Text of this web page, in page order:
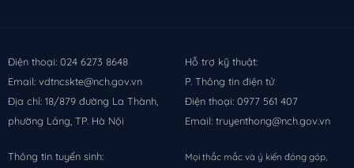
Điện thoại: 024 6273 8648
Email: vdtncskte@nch.gov.vn
Địa chỉ: 18/879 đường La Thành,
phường Láng, TP. Hà Nội
Hỗ trợ kỹ thuật:
P. Thông tin điện tử
Điện thoại: 0977 561 407
Email: truyenthong@nch.gov.vn
Thông tin tuyển sinh: Mọi thắc mắc và ý kiến đóng góp,